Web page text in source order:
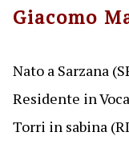
Giacomo
Nato a Sarzana
Residente in
Torri in sabina